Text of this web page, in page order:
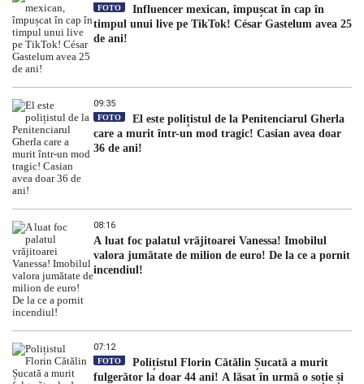
FOTO
Influencer mexican, împușcat în cap în
timpul unui live pe TikTok! César Gastelum avea 25
de ani!
09:35
FOTO
El este polițistul de la Penitenciarul Gherla
care a murit într-un mod tragic! Casian avea doar
36 de ani!
08:16
A luat foc palatul vrăjitoarei Vanessa! Imobilul
valora jumătate de milion de euro! De la ce a pornit
incendiul!
07:12
FOTO
Polițistul Florin Cătălin Șucată a murit
fulgerător la doar 44 ani! A lăsat în urmă o soție și